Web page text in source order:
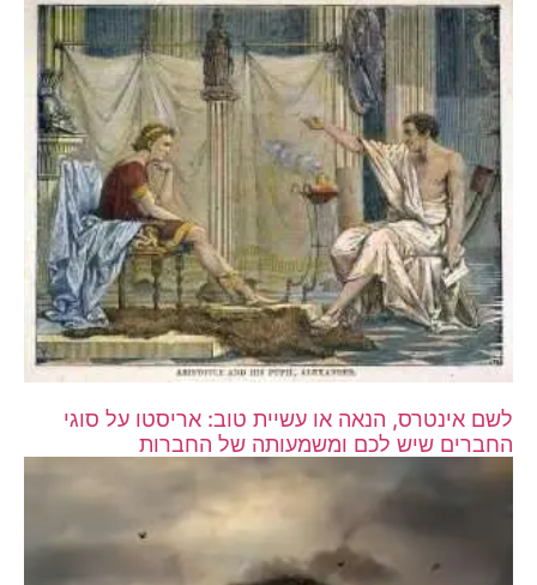
לשם אינטרס, הנאה או עשיית טוב: אריסטו על סוגי
החברים שיש לכם ומשמעותה של החברות